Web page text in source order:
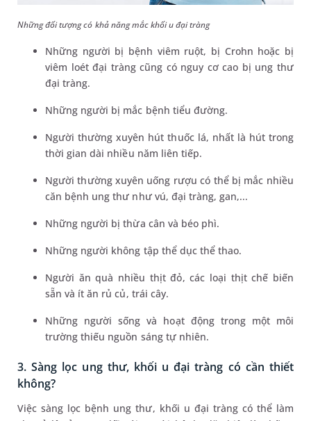
Những đối tượng có khả năng mắc khối u đại tràng
Những người bị bệnh viêm ruột, bị Crohn hoặc bị
viêm loét đại tràng cũng có nguy cơ cao bị ung thư
đại tràng.
Những người bị mắc bệnh tiểu đường.
Người thường xuyên hút thuốc lá, nhất là hút trong
thời gian dài nhiều năm liên tiếp.
Người thường xuyên uống rượu có thể bị mắc nhiều
căn bệnh ung thư như vú, đại tràng, gan,...
Những người bị thừa cân và béo phì.
Những người không tập thể dục thể thao.
Người ăn quà nhiều thịt đỏ, các loại thịt chế biến
sẵn và ít ăn rủ củ, trái cây.
Những người sống và hoạt động trong một môi
trường thiếu nguồn sáng tự nhiên.
3. Sàng lọc ung thư, khối u đại tràng có cần thiết
không?
Việc sàng lọc bệnh ung thư, khối u đại tràng có thể làm